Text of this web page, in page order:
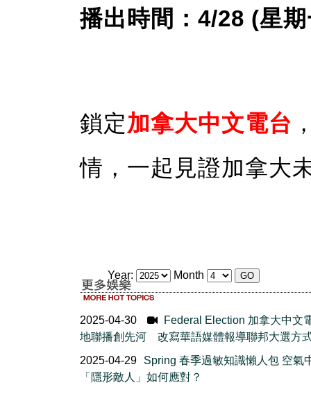
播出時間：4/28 (星
鎖定加拿大中文電台
情，一起見證加拿大
Year: Month
2025-04-30
Federal Election 加拿大中文
地聯播創先河 改寫華語媒體報導聯邦大選方
2025-04-29
Spring 春季過敏知識懶人包 空氣
「隱形敵人」如何應對？